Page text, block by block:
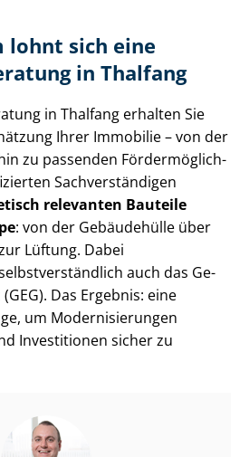
lohnt sich eine
in Thalfang
in Thalfang erhalten Sie
Ihrer Immobilie – von der
zu passenden För­der­mög­lich­
Sach­ver­stän­di­gen
relevanten Bauteile
: von der Gebäudehülle über
Lüftung. Dabei
auch das Ge­
Das Ergebnis: eine
um Mo­der­ni­sie­run­gen
Investitionen sicher zu